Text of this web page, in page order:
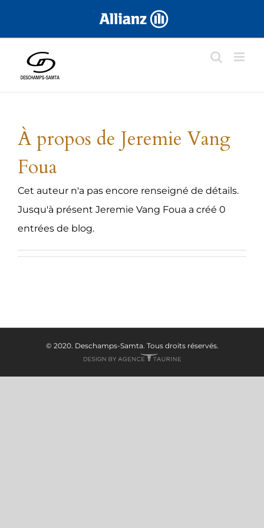
.
À propos de Jeremie Vang
Foua
Cet auteur n'a pas encore renseigné de détails.
Jusqu'à présent Jeremie Vang Foua a créé 0
entrées de blog.
© 2020. Deschamps-Samta. Tous droits réservés.